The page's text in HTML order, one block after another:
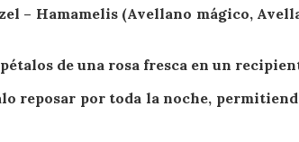
– Hamamelis (Avellano mágico,
de una rosa fresca en un
reposar por toda la noche,